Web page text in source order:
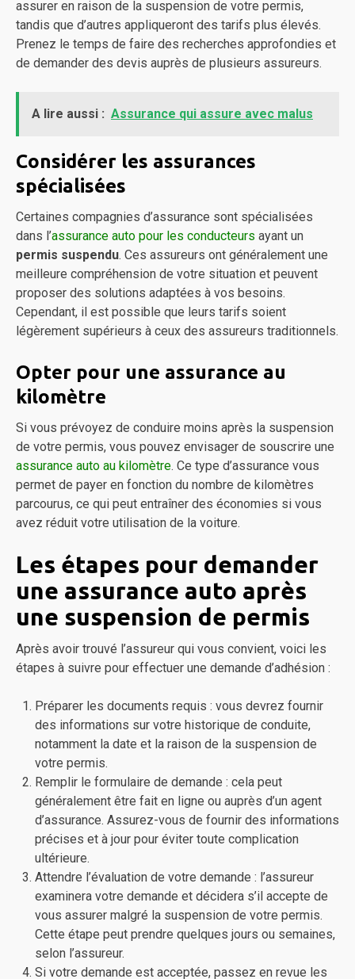
assurer en raison de la suspension de votre permis,
tandis que d’autres appliqueront des tarifs plus élevés.
Prenez le temps de faire des recherches approfondies et
de demander des devis auprès de plusieurs assureurs.
A lire aussi : Assurance qui assure avec malus
Considérer les assurances
spécialisées
Certaines compagnies d’assurance sont spécialisées
dans l’assurance auto pour les conducteurs ayant un
permis suspendu. Ces assureurs ont généralement une
meilleure compréhension de votre situation et peuvent
proposer des solutions adaptées à vos besoins.
Cependant, il est possible que leurs tarifs soient
légèrement supérieurs à ceux des assureurs traditionnels.
Opter pour une assurance au
kilomètre
Si vous prévoyez de conduire moins après la suspension
de votre permis, vous pouvez envisager de souscrire une
assurance auto au kilomètre. Ce type d’assurance vous
permet de payer en fonction du nombre de kilomètres
parcourus, ce qui peut entraîner des économies si vous
avez réduit votre utilisation de la voiture.
Les étapes pour demander
une assurance auto après
une suspension de permis
Après avoir trouvé l’assureur qui vous convient, voici les
étapes à suivre pour effectuer une demande d’adhésion :
Préparer les documents requis : vous devrez fournir
des informations sur votre historique de conduite,
notamment la date et la raison de la suspension de
votre permis.
Remplir le formulaire de demande : cela peut
généralement être fait en ligne ou auprès d’un agent
d’assurance. Assurez-vous de fournir des informations
précises et à jour pour éviter toute complication
ultérieure.
Attendre l’évaluation de votre demande : l’assureur
examinera votre demande et décidera s’il accepte de
vous assurer malgré la suspension de votre permis.
Cette étape peut prendre quelques jours ou semaines,
selon l’assureur.
Si votre demande est acceptée, passez en revue les